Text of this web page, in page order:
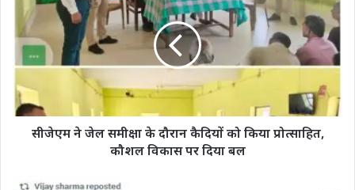
जेल
समीक्षा
दौरान
को
किया
प्रोत्साहित,
पर
सीजेएम ने जेल समीक्षा के दौरान कैदियों को किया प्रोत्साहित,
कौशल विकास पर दिया बल
अमित